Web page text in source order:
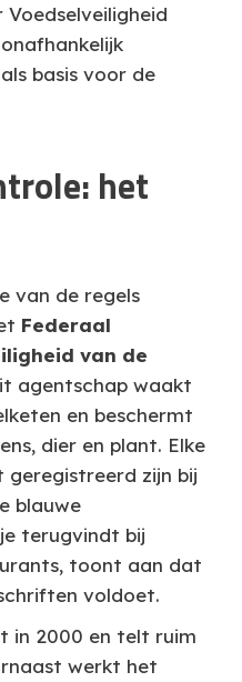
basis voor de
het
van de regels
Federaal
van de
agentschap waakt
en beschermt
dier en plant. Elke
geregistreerd zijn bij
blauwe
terugvindt bij
toont aan dat
voldoet.
in 2000 en telt ruim
werkt het